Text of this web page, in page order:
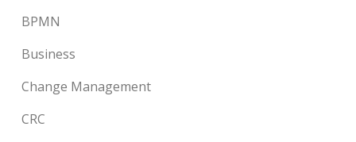
BPMN
Business
Change Management
CRC